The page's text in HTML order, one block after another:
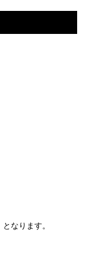
なります。